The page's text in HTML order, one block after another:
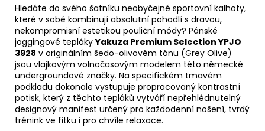
Hledáte do svého šatníku neobyčejné sportovní kalhoty,
které v sobě kombinují absolutní pohodlí s dravou,
nekompromisní estetikou pouliční módy? Pánské
joggingové teplákyYakuza Premium Selection YPJO
3928 v originálním šedo-olivovém tónu (Grey Olive)
jsou vlajkovým volnočasovým modelem této německé
undergroundové značky. Na specifickém tmavém
podkladu dokonale vystupuje propracovaný kontrastní
potisk, který z těchto tepláků vytváří nepřehlédnutelný
designový manifest určený pro každodenní nošení, tvrdý
trénink ve fitku i pro chvíle relaxace.